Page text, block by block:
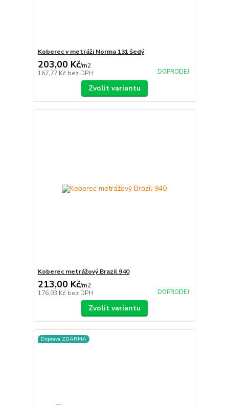
Koberec v metráži Norma 131 šedý
203,00 Kč/m2
167,77 Kč bez DPH DOPRODEJ
Zvolit variantu
Koberec metrážový Brazil 940
213,00 Kč/m2
176,03 Kč bez DPH DOPRODEJ
Zvolit variantu
Doprava ZDARMA